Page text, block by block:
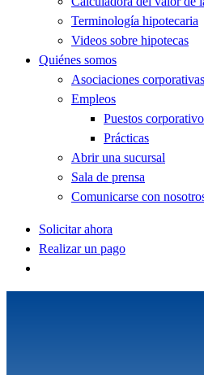
Terminología hipotecaria
Videos sobre hipotecas
Quiénes somos
Asociaciones corporativas
Empleos
Puestos
Prácticas
Abrir una sucursal
Sala de prensa
Comunicarse con
Solicitar ahora
Realizar un pago